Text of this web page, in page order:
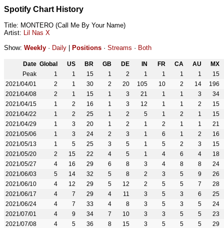
Spotify Chart History
Title: MONTERO (Call Me By Your Name)
Artist: Lil Nas X
Show: Weekly · Daily Positions · Streams · Both
Date Global US BR GB DE IN FR CA AU
MX
Peak
1 1 15 1 2 1 1 1 1
15
2021/04/01
2 1 30 2 20 105 10 2 14
196
2021/04/08
2 1 15 1 3 21 1 1 3
34
2021/04/15
1 2 16 1 3 12 1 1 2
15
2021/04/22
1 2 25 1 2 5 1 2 1
15
2021/04/29
1 3 20 1 2 1 2 1 1
21
2021/05/06
1 3 24 2 3 1 6 1 2
16
2021/05/13
1 5 25 3 5 1 5 2 3
15
2021/05/20
2 15 22 4 5 1 4 6 4
18
2021/05/27
4 16 29 6 8 3 4 8 8
24
2021/06/03
5 14 32 5 8 2 3 5 9
26
2021/06/10
4 12 29 5 12 2 5 5 7
28
2021/06/17
4 7 29 4 11 3 5 3 6
25
2021/06/24
4 7 33 4 8 3 5 3 5
24
2021/07/01
4 9 34 7 10 3 3 5 5
23
2021/07/08
4 5 36 8 15 3 5 5 5
29